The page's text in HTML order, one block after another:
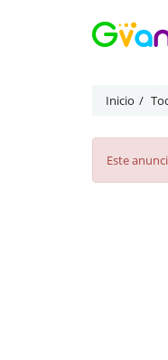
Inicio
Este